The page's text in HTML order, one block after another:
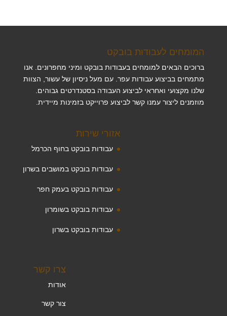
המומחים לעבודות בובקט
ברוכים הבאים למומחים בעבודות בובקט ומיני מחפרונים. אנו
מתמחים בביצוע עבודות עפר. עם מעל ניסיון של עשור, הצוות
שלנו מקצועי ואחראי לביצוע העבודה בסטנדרטים גבוהים.
מוזמנים ליצור עמנו קשר לביצוע פרוייקט בזמינות מיידית.
אזורי שירות
עבודות בובקט בחוף הכרמל
עבודות בובקט במושבים בשרון
עבודות בובקט בעמק חפר
עבודות בובקט בשומרון
עבודות בובקט בשרון
צרו קשר
אודות
צור קשר